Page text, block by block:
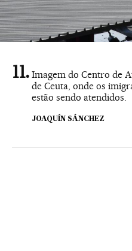
Imagem do Centro de
de Ceuta, onde os
estão sendo atendidos.
JOAQUÍN SÁNCHEZ